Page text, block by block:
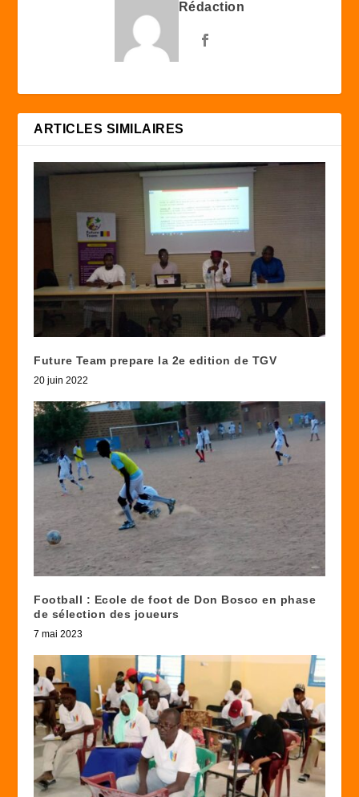
Rédaction
ARTICLES SIMILAIRES
Future Team prepare la 2e edition de TGV
20 juin 2022
Football : Ecole de foot de Don Bosco en phase
de sélection des joueurs
7 mai 2023